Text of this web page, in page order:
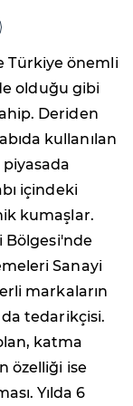
Türkiye önemli
olduğu gibi
Deriden
kullanılan
içindeki
kumaşlar.
Bölgesi'nde
Sanayi
markaların
tedarikçisi.
katma
özelliği ise
Yılda 6